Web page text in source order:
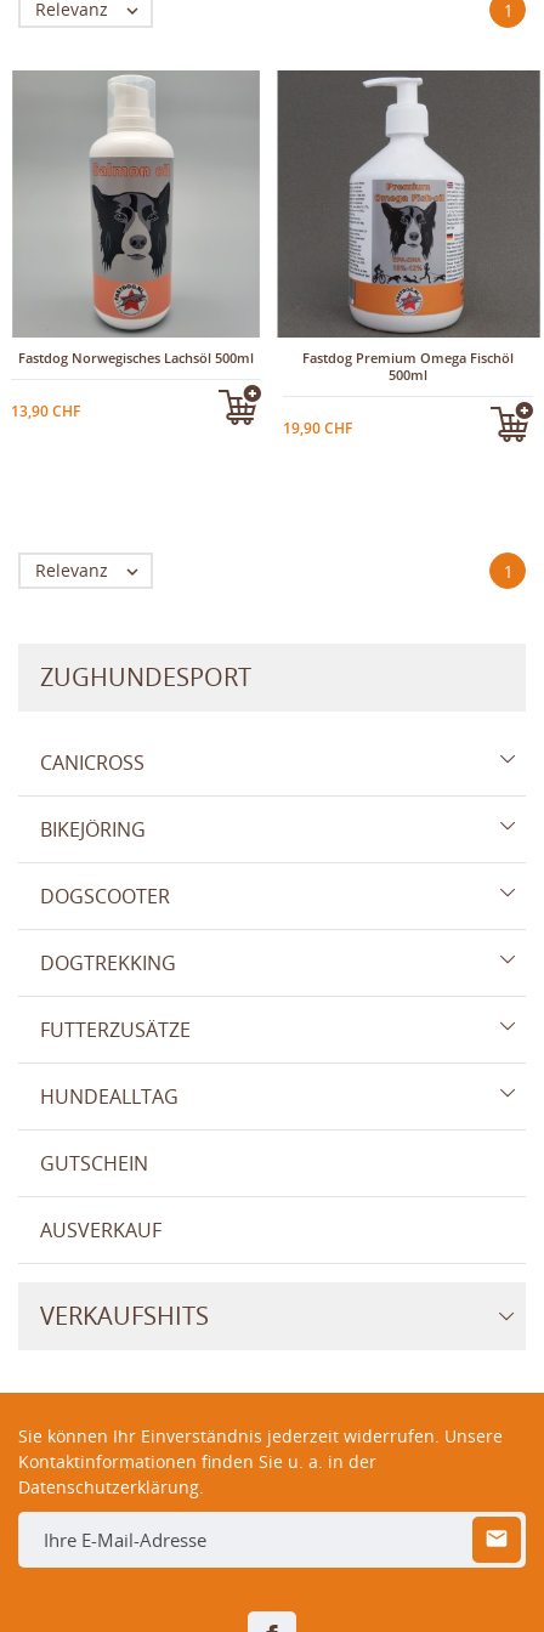
ZUGHUNDESPORT
CANICROSS
BIKEJÖRING
DOGSCOOTER
DOGTREKKING
FUTTERZUSÄTZE
HUNDEALLTAG
GUTSCHEIN
AUSVERKAUF
VERKAUFSHITS
Relevanz  1
Fastdog Norwegisches Lachsöl 500ml
13,90 CHF
Fastdog Premium Omega Fischöl
500ml
19,90 CHF
Relevanz  1
Sie können Ihr Einverständnis jederzeit widerrufen. Unsere
Kontaktinformationen finden Sie u. a. in der
Datenschutzerklärung.